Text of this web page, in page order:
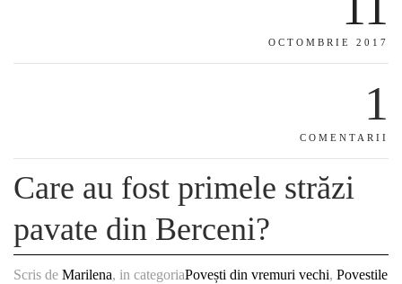
OCTOMBRIE 2017
1
COMENTARII
Care au fost primele străzi
pavate din Berceni?
Scris de Marilena, in categoriaPovești din vremuri vechi, Povestile